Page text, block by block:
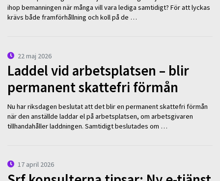
ihop bemanningen när många vill vara lediga samtidigt? För att lyckas
krävs både framförhållning och koll på de …
22 maj 2026
Laddel vid arbetsplatsen – blir
permanent skattefri förmån
Nu har riksdagen beslutat att det blir en permanent skattefri förmån
när den anställde laddar el på arbetsplatsen, om arbetsgivaren
tillhandahåller laddningen. Samtidigt beslutades om …
17 april 2026